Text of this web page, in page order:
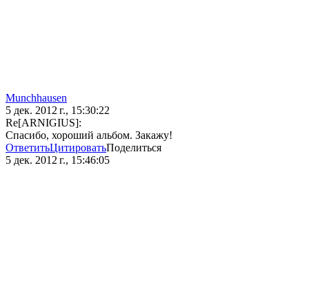
Munchhausen
5 дек. 2012 г., 15:30:22
Re[ARNIGIUS]:
Спасибо, хороший альбом. Закажу!
ОтветитьЦитироватьПоделиться
5 дек. 2012 г., 15:46:05